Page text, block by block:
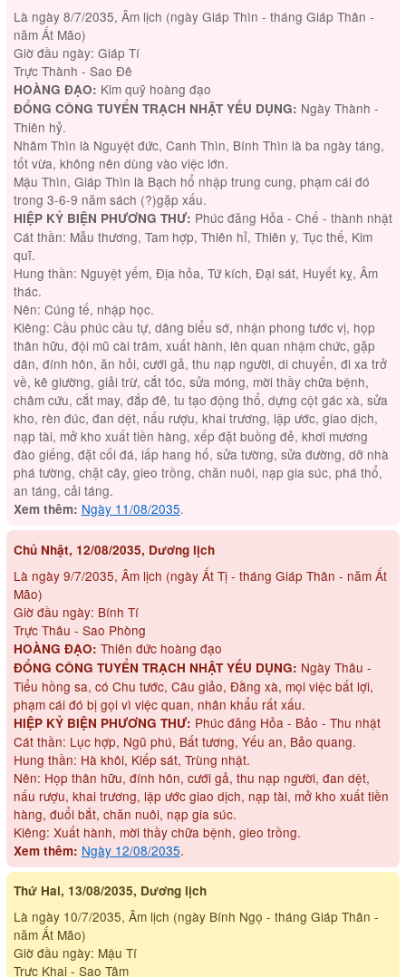
Là ngày 8/7/2035, Âm lịch (ngày Giáp Thìn - tháng Giáp Thân -
năm Ất Mão)
Giờ đầu ngày: Giáp Tí
Trực Thành - Sao Đê
HOÀNG ĐẠO: Kim quỹ hoàng đạo
ĐỔNG CÔNG TUYỂN TRẠCH NHẬT YẾU DỤNG: Ngày Thành -
Thiên hỷ.
Nhâm Thìn là Nguyệt đức, Canh Thìn, Bính Thìn là ba ngày táng,
tốt vừa, không nên dùng vào việc lớn.
Mậu Thìn, Giáp Thìn là Bạch hổ nhập trung cung, phạm cái đó
trong 3-6-9 năm sách (?)gặp xấu.
HIỆP KỶ BIỆN PHƯƠNG THƯ: Phúc đăng Hỏa - Chế - thành nhật
Cát thần: Mẫu thương, Tam hợp, Thiên hỉ, Thiên y, Tục thế, Kim
quĩ.
Hung thần: Nguyệt yếm, Địa hỏa, Tứ kích, Đại sát, Huyết kỵ, Âm
thác.
Nên: Cúng tế, nhập học.
Kiêng: Cầu phúc cầu tự, dâng biểu sớ, nhận phong tước vị, họp
thân hữu, đội mũ cài trâm, xuất hành, lên quan nhậm chức, gặp
dân, đính hôn, ăn hỏi, cưới gả, thu nạp người, di chuyển, đi xa trở
về, kê giường, giải trừ, cắt tóc, sửa móng, mời thầy chữa bệnh,
châm cứu, cắt may, đắp đê, tu tạo động thổ, dựng cột gác xà, sửa
kho, rèn đúc, đan dệt, nấu rượu, khai trương, lập ước, giao dịch,
nạp tài, mở kho xuất tiền hàng, xếp đặt buồng đẻ, khơi mương
đào giếng, đặt cối đá, lấp hang hố, sửa tường, sửa đường, dỡ nhà
phá tường, chặt cây, gieo trồng, chăn nuôi, nạp gia súc, phá thổ,
an táng, cải táng.
Xem thêm: Ngày 11/08/2035.
Chủ Nhật, 12/08/2035, Dương lịch
Là ngày 9/7/2035, Âm lịch (ngày Ất Tị - tháng Giáp Thân - năm Ất
Mão)
Giờ đầu ngày: Bính Tí
Trực Thâu - Sao Phòng
HOÀNG ĐẠO: Thiên đức hoàng đạo
ĐỔNG CÔNG TUYỂN TRẠCH NHẬT YẾU DỤNG: Ngày Thâu -
Tiểu hồng sa, có Chu tước, Câu giảo, Đằng xà, mọi việc bất lợi,
phạm cái đó bị gọi vì việc quan, nhân khẩu rất xấu.
HIỆP KỶ BIỆN PHƯƠNG THƯ: Phúc đăng Hỏa - Bảo - Thu nhật
Cát thần: Lục hợp, Ngũ phú, Bất tương, Yếu an, Bảo quang.
Hung thần: Hà khôi, Kiếp sát, Trùng nhật.
Nên: Họp thân hữu, đính hôn, cưới gả, thu nạp người, đan dệt,
nấu rượu, khai trương, lập ước giao dịch, nạp tài, mở kho xuất tiền
hàng, đuổi bắt, chăn nuôi, nạp gia súc.
Kiêng: Xuất hành, mời thầy chữa bệnh, gieo trồng.
Xem thêm: Ngày 12/08/2035.
Thứ Hai, 13/08/2035, Dương lịch
Là ngày 10/7/2035, Âm lịch (ngày Bính Ngọ - tháng Giáp Thân -
năm Ất Mão)
Giờ đầu ngày: Mậu Tí
Trực Khai - Sao Tâm